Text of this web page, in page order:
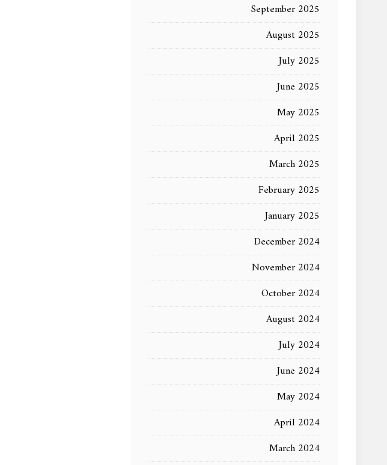
September 2025
August 2025
July 2025
June 2025
May 2025
April 2025
March 2025
February 2025
January 2025
December 2024
November 2024
October 2024
August 2024
July 2024
June 2024
May 2024
April 2024
March 2024